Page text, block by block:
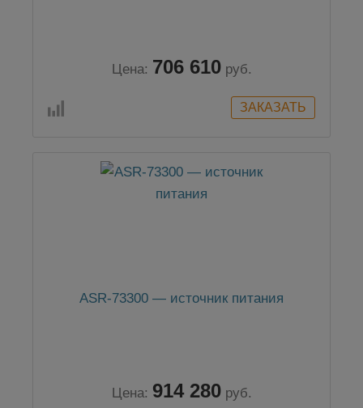
Цена: 706 610 руб.
ASR-73300 — источник питания
Цена: 914 280 руб.